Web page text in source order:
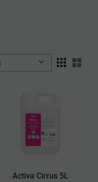
Activa Cirrus 5L